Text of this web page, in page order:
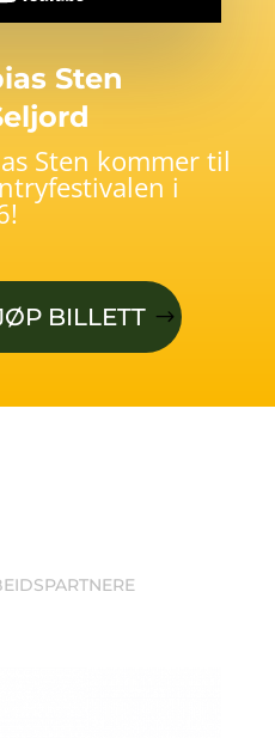
Sten
Sten kommer til
i
BILLETT